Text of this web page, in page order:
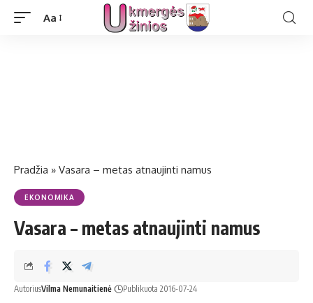
Aa
Pradžia » Vasara – metas atnaujinti namus
EKONOMIKA
Vasara – metas atnaujinti namus
AutoriusVilma Nemunaitienė Publikuota 2016-07-24